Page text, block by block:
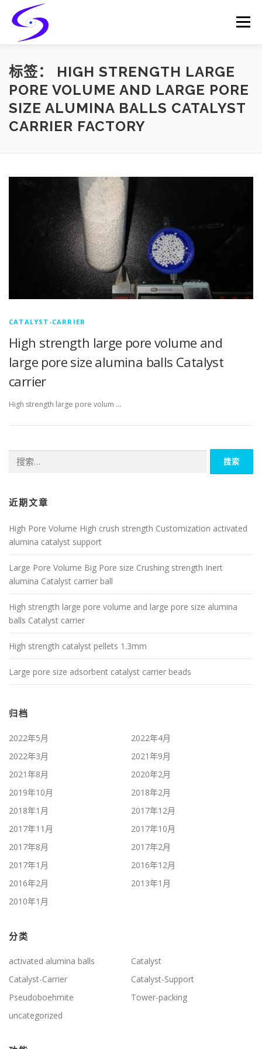
content
Menu
HOME PRODUCTS CATALYST-CARRIER
CATALYST-SUPPORT SERVICES CONTACT
标签： HIGH STRENGTH LARGE
PORE VOLUME AND LARGE PORE
SIZE ALUMINA BALLS CATALYST
CARRIER FACTORY
CATALYST-CARRIER
High strength large pore volume and
large pore size alumina balls Catalyst
carrier
High strength large pore volum …
索：
近期文章
High Pore Volume High crush strength Customization activated
alumina catalyst support
Large Pore Volume Big Pore size Crushing strength Inert
alumina Catalyst carrier ball
High strength large pore volume and large pore size alumina
balls Catalyst carrier
High strength catalyst pellets 1.3mm
Large pore size adsorbent catalyst carrier beads
归档
2022年5月
2022年4月
2022年3月
2021年9月
2021年8月
2020年2月
2019年10月
2018年2月
2018年1月
2017年12月
2017年11月
2017年10月
2017年8月
2017年2月
2017年1月
2016年12月
2016年2月
2013年1月
2010年1月
分类
activated alumina balls
Catalyst
Catalyst-Carrier
Catalyst-Support
Pseudoboehmite
Tower-packing
uncategorized